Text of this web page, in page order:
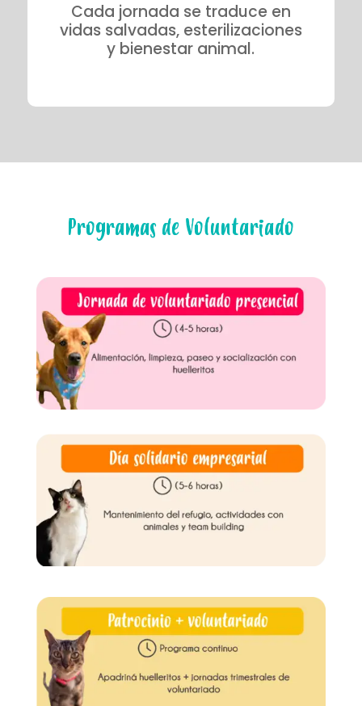
Cada jornada se traduce en
vidas salvadas, esterilizaciones
y bienestar animal.
Programas de Voluntariado